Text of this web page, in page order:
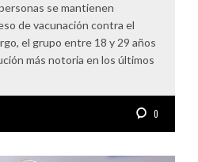
se mantienen
de vacunación contra el
el grupo entre 18 y 29 años
más notoria en los últimos
0